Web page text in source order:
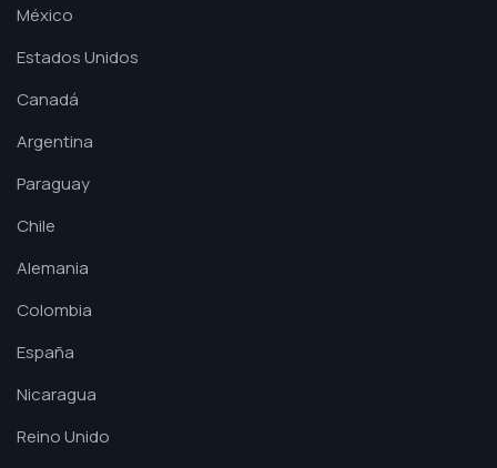
México
Estados Unidos
Canadá
Argentina
Paraguay
Chile
Alemania
Colombia
España
Nicaragua
Reino Unido